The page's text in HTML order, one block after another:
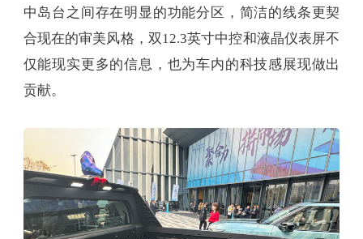
中岛台之间存在明显的功能分区，简洁的线条更契
合现在的审美风格，双12.3英寸中控和液晶仪表屏不
仅能现实更多的信息，也为车内的科技感展现做出
贡献。